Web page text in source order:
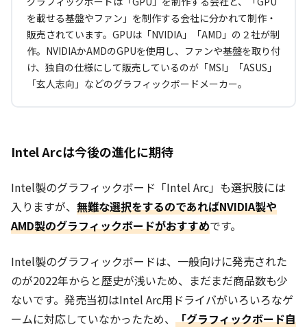
を載せる基盤やファン」を制作する会社に分かれて制作・
販売されています。GPUは「NVIDIA」「AMD」の２社が制
作。NVIDIAかAMDのGPUを使用し、ファンや基盤を取り付
け、独自の仕様にして販売しているのが「MSI」「ASUS」
「玄人志向」などのグラフィックボードメーカー。
Intel Arcは今後の進化に期待
Intel製のグラフィックボード「Intel Arc」も選択肢には
入りますが、 無難な選択をするのであればNVIDIA製や
AMD製のグラフィックボードがおすすめです。
Intel製のグラフィックボードは、一般向けに発売された
のが2022年からと歴史が浅いため、まだまだ商品数も少
ないです。発売当初はIntel Arc用ドライバがいろいろなゲ
ームに対応していなかったため、 「グラフィックボード自